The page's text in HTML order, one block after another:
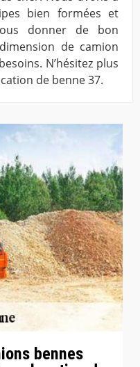
bien formées et
donner de bon
de camion
N’hésitez plus
de benne 37.
bennes